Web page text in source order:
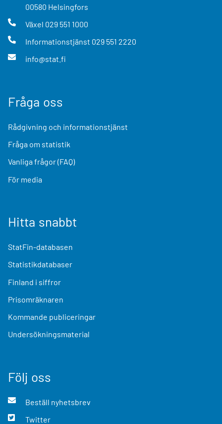
00580 Helsingfors
Växel 029 551 1000
Informationstjänst 029 551 2220
info@stat.fi
Fråga oss
Rådgivning och informationstjänst
Fråga om statistik
Vanliga frågor (FAQ)
För media
Hitta snabbt
StatFin-databasen
Statistikdatabaser
Finland i siffror
Prisomräknaren
Kommande publiceringar
Undersökningsmaterial
Följ oss
Beställ nyhetsbrev
Twitter